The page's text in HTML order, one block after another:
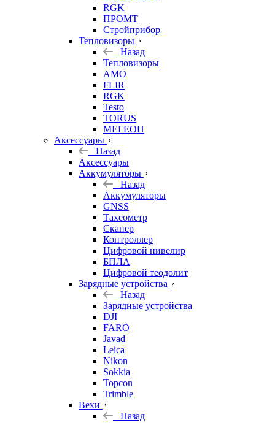
RGK
ПРОМТ
Стройприбор
Тепловизоры
Назад
Тепловизоры
AMO
FLIR
RGK
Testo
TORUS
МЕГЕОН
Аксессуары
Назад
Аксессуары
Аккумуляторы
Назад
Аккумуляторы
GNSS
Тахеометр
Сканер
Контроллер
Цифровой нивелир
БПЛА
Цифровой теодолит
Зарядные устройства
Назад
Зарядные устройства
DJI
FARO
Javad
Leica
Nikon
Sokkia
Topcon
Trimble
Вехи
Назад